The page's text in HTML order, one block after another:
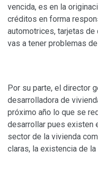
vencida, es en la
créditos en forma
automotrices, tarjetas de
vas a tener problemas
Por su parte, el director
desarrolladora de
próximo año lo que se
desarrollar pues existen
sector de la vivienda
claras, la existencia de la